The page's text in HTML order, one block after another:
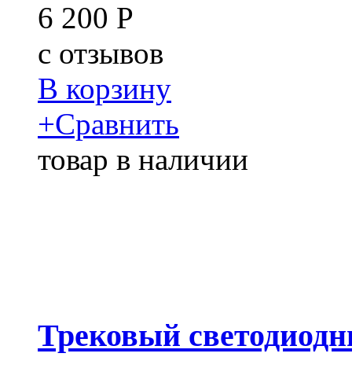
6 200 Р
c отзывов
В корзину
+Сравнить
товар в наличии
Трековый